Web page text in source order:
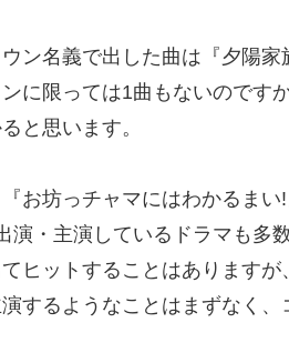
ン名義で出した曲は『夕陽
に限っては1曲もないのです
と思います。
お坊っチャマにはわかるま
演・主演しているドラマも多数
ヒットすることはあります
するようなことはまずなく